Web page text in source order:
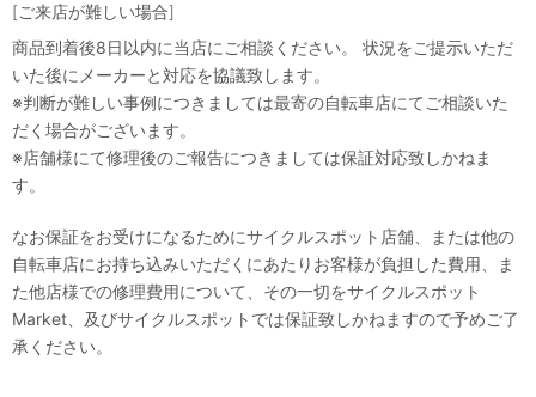
[ご来店が難しい場合]
商品到着後8日以内に当店にご相談ください。 状況をご提示いただ
いた後にメーカーと対応を協議致します。
※判断が難しい事例につきましては最寄の自転車店にてご相談いた
だく場合がございます。
※店舗様にて修理後のご報告につきましては保証対応致しかねま
す。
なお保証をお受けになるためにサイクルスポット店舗、または他の
自転車店にお持ち込みいただくにあたりお客様が負担した費用、ま
た他店様での修理費用について、その一切をサイクルスポット
Market、及びサイクルスポットでは保証致しかねますので予めご了
承ください。